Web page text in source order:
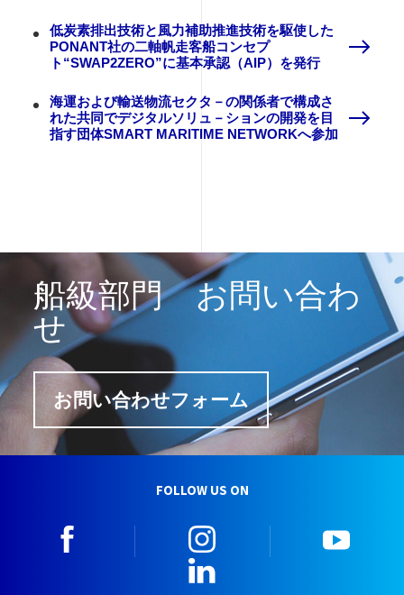
低炭素排出技術と風力補助推進技術を駆使した
PONANT社の二軸帆走客船コンセプ
ト“SWAP2ZERO”に基本承認（AIP）を発行
海運および輸送物流セクタ－の関係者で構成さ
れた共同でデジタルソリュ－ションの開発を目
指す団体SMART MARITIME NETWORKへ参加
船級部門 お問い合わ
せ
お問い合わせフォーム
FOLLOW US ON